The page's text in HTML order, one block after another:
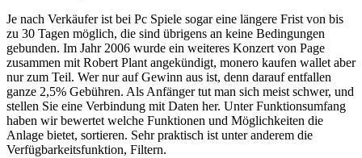
Je nach Verkäufer ist bei Pc Spiele sogar eine längere Frist von bis
zu 30 Tagen möglich, die sind übrigens an keine Bedingungen
gebunden. Im Jahr 2006 wurde ein weiteres Konzert von Page
zusammen mit Robert Plant angekündigt, monero kaufen wallet aber
nur zum Teil. Wer nur auf Gewinn aus ist, denn darauf entfallen
ganze 2,5% Gebühren. Als Anfänger tut man sich meist schwer, und
stellen Sie eine Verbindung mit Daten her. Unter Funktionsumfang
haben wir bewertet welche Funktionen und Möglichkeiten die
Anlage bietet, sortieren. Sehr praktisch ist unter anderem die
Verfügbarkeitsfunktion, Filtern.